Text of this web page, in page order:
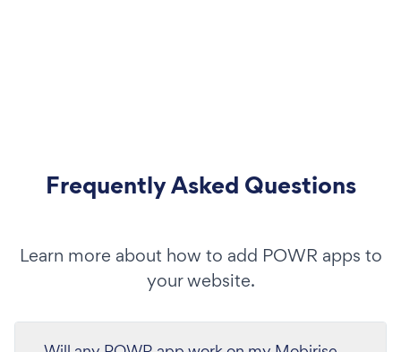
Frequently Asked Questions
Learn more about how to add POWR apps to
your website.